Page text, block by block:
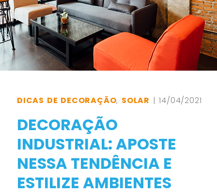
DICAS DE DECORAÇÃO, SOLAR | 14/04/2021
DECORAÇÃO
INDUSTRIAL: APOSTE
NESSA TENDÊNCIA E
ESTILIZE AMBIENTES